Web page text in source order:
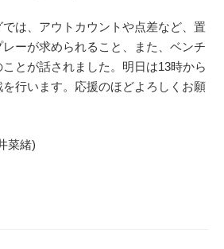
は、アウトカウントや点差など、置
ーが求められること、また、ベンチ
とが話されました。明日は13時から
行います。応援のほどよろしくお願
菜緒)